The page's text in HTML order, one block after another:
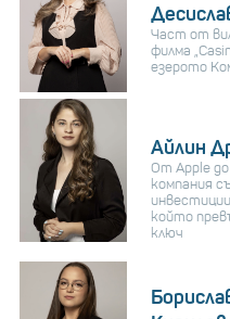
Част от
филма
езерото
Айлин
От Apple
компания
който
ключ